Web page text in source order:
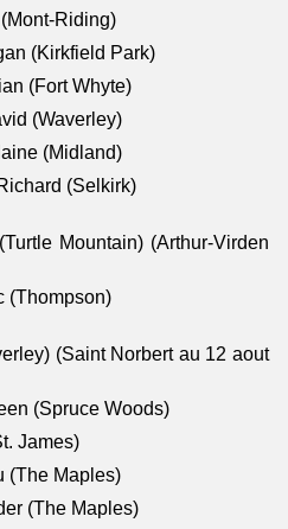
Riding)
(Kirkfield Park)
(Fort Whyte)
(Waverley)
(Midland)
(Selkirk)
Mountain) (Arthur-Virden
(Thompson)
(Saint Norbert au 12 aout
(Spruce Woods)
James)
(The Maples)
(The Maples)